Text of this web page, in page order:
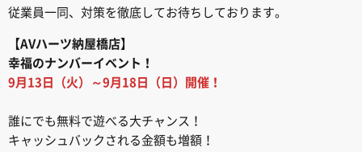
従業員一同、対策を徹底してお待ちしております。
【AVハーツ納屋橋店】
幸福のナンバーイベント！
9月13日（火）～9月18日（日）開催！
誰にでも無料で遊べる大チャンス！
キャッシュバックされる金額も増額！